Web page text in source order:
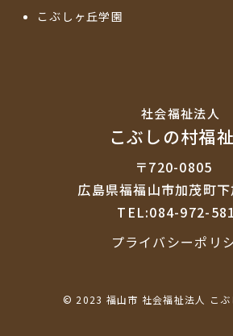
こぶしヶ丘学園
社会福祉法⼈
こぶしの村福
〒720-0805
広島県福福山市加茂町
TEL:084-972-
プライバシーポリ
© 2023 福山市 社会福祉法人 こぶ